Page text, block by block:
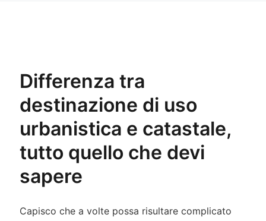
Differenza tra
destinazione di uso
urbanistica e catastale,
tutto quello che devi
sapere
Capisco che a volte possa risultare complicato